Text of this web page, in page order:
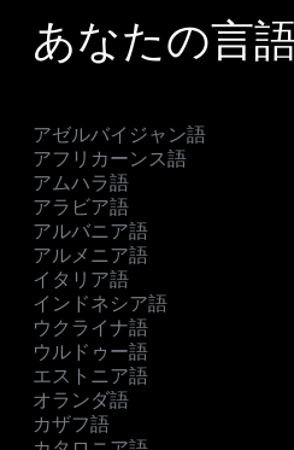
あなたの言
アゼルバイジャン語
アフリカーンス語
アムハラ語
アラビア語
アルバニア語
アルメニア語
イタリア語
インドネシア語
ウクライナ語
ウルドゥー語
エストニア語
オランダ語
カザフ語